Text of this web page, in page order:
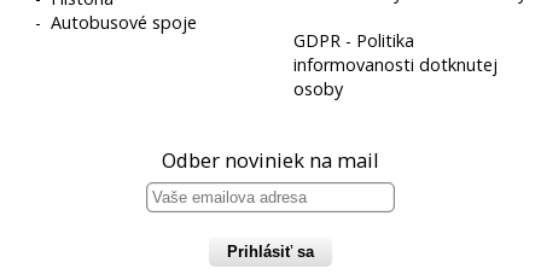
-Autobusové spoje
GDPR - Politika
informovanosti dotknutej
osoby
Odber noviniek na mail
Prihlásiť sa